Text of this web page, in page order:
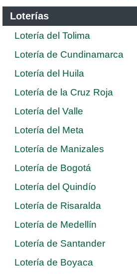
Loterías
Lotería del Tolima
Lotería de Cundinamarca
Lotería del Huila
Lotería de la Cruz Roja
Lotería del Valle
Lotería del Meta
Lotería de Manizales
Lotería de Bogotá
Lotería del Quindío
Lotería de Risaralda
Lotería de Medellín
Lotería de Santander
Lotería de Boyaca